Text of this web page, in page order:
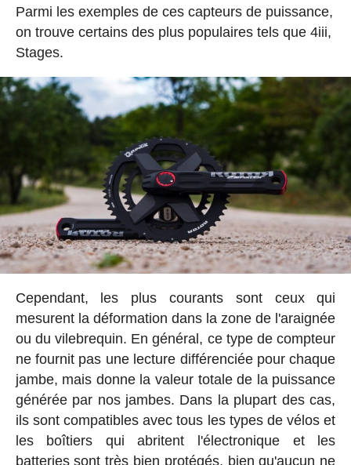
Parmi les exemples de ces capteurs de puissance,
on trouve certains des plus populaires tels que 4iii,
Stages.
Cependant, les plus courants sont ceux qui
mesurent la déformation dans la zone de l'araignée
ou du vilebrequin. En général, ce type de compteur
ne fournit pas une lecture différenciée pour chaque
jambe, mais donne la valeur totale de la puissance
générée par nos jambes. Dans la plupart des cas,
ils sont compatibles avec tous les types de vélos et
les boîtiers qui abritent l'électronique et les
batteries sont très bien protégés, bien qu'aucun ne